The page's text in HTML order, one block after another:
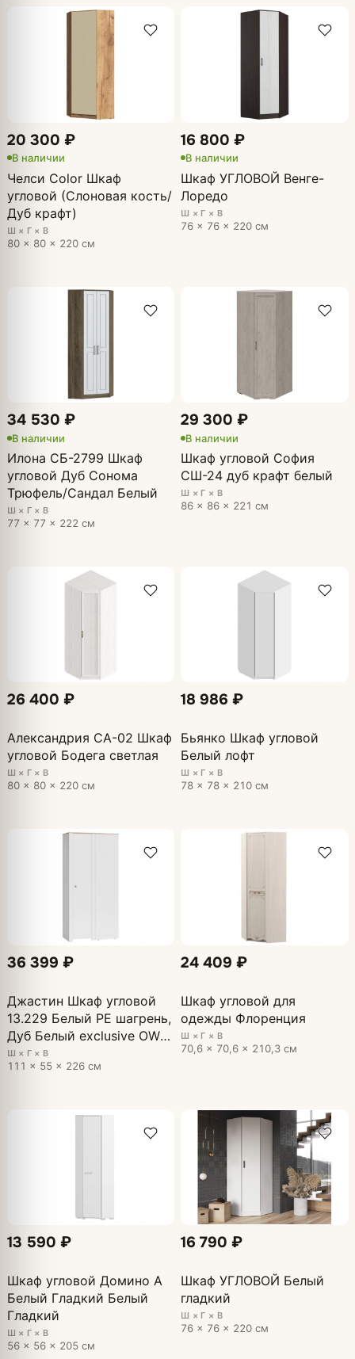
20 300 ₽
В наличии
Челси Color Шкаф
угловой (Слоновая кость/
Дуб крафт)
Ш × Г × В
80 × 80 × 220 см
16 800 ₽
В наличии
Шкаф УГЛОВОЙ Венге-
Лоредо
Ш × Г × В
76 × 76 × 220 см
34 530 ₽
В наличии
Илона СБ-2799 Шкаф
угловой Дуб Сонома
Трюфель/Сандал Белый
Ш × Г × В
77 × 77 × 222 см
29 300 ₽
В наличии
Шкаф угловой София
СШ-24 дуб крафт белый
Ш × Г × В
86 × 86 × 221 см
26 400 ₽
Александрия СА-02 Шкаф
угловой Бодега светлая
Ш × Г × В
80 × 80 × 220 см
18 986 ₽
Бьянко Шкаф угловой
Белый лофт
Ш × Г × В
78 × 78 × 210 см
36 399 ₽
Джастин Шкаф угловой
13.229 Белый PE шагрень,
Дуб Белый exclusive OW
D4430
Ш × Г × В
111 × 55 × 226 см
24 409 ₽
Шкаф угловой для
одежды Флоренция
Ш × Г × В
70,6 × 70,6 × 210,3 см
13 590 ₽
Шкаф угловой Домино А
Белый Гладкий Белый
Гладкий
Ш × Г × В
56 × 56 × 205 см
16 790 ₽
Шкаф УГЛОВОЙ Белый
гладкий
Ш × Г × В
76 × 76 × 220 см